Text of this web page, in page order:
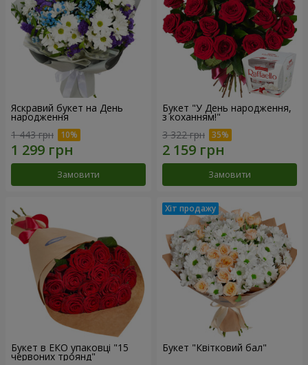
Яскравий букет на День
народження
1 443 грн
Замовити
Букет "У День народження,
з коханням!"
3 322 грн
Замовити
Букет в ЕКО упаковці "15
червоних троянд"
Букет "Квітковий бал"